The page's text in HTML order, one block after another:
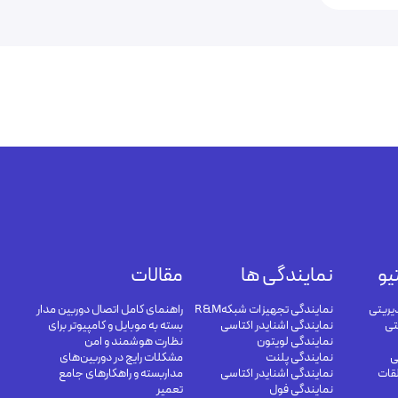
نمایندگی ها
نمایندگی تجهیزات شبکهR&M
نمایندگی اشنایدر اکتاسی
نمایندگی لویتون
نمایندگی پلنت
نمایندگی اشنایدر اکتاسی
نمایندگی فول
مقالات
راهنمای کامل اتصال دوربین مدار
بسته به موبایل و کامپیوتر برای
نظارت هوشمند و امن
مشکلات رایج در دوربین‌های
مداربسته و راهکارهای جامع
تعمیر